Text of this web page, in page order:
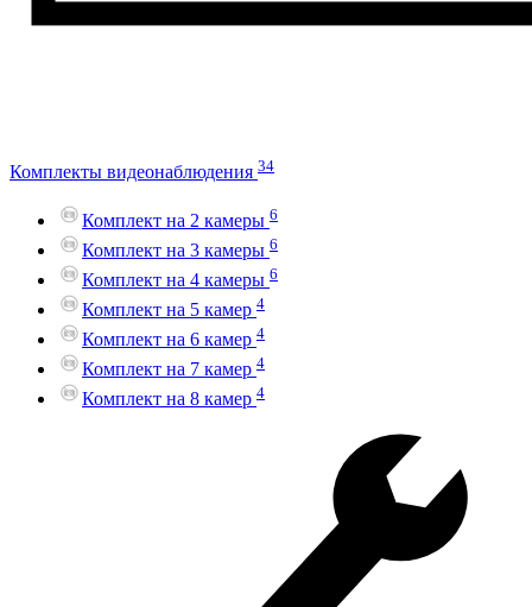
Комплекты видеонаблюдения 34
Комплект на 2 камеры 6
Комплект на 3 камеры 6
Комплект на 4 камеры 6
Комплект на 5 камер 4
Комплект на 6 камер 4
Комплект на 7 камер 4
Комплект на 8 камер 4